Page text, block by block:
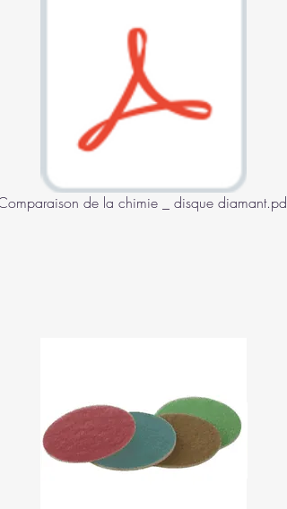
de la chimie _ disque diamant.pdf